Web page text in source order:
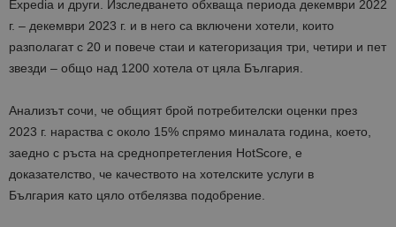
Expedia и други. Изследването обхваща периода декември 2022
г. – декември 2023 г. и в него са включени хотели, които
разполагат с 20 и повече стаи и категоризация три, четири и пет
звезди – общо над 1200 хотела от цяла България.
Анализът сочи, че общият брой потребителски оценки през
2023 г. нараства с около 15% спрямо миналата година, което,
заедно с ръста на среднопретегления HotScore, е
доказателство, че качеството на хотелските услуги в
България като цяло отбелязва подобрение.